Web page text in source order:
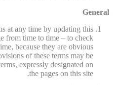
General
at any time by updating this
from time to time – to check
because they are obvious
of these terms may be
expressly designated on
the pages on this site.